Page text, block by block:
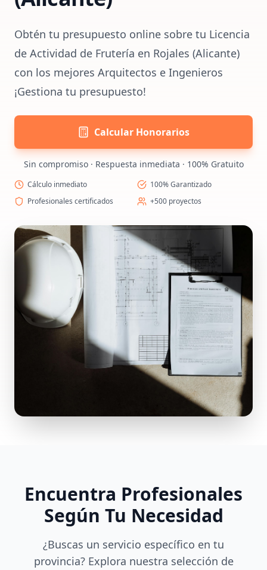
Obtén tu presupuesto online sobre tu Licencia
de Actividad de Frutería en Rojales (Alicante)
con los mejores Arquitectos e Ingenieros
¡Gestiona tu presupuesto!
Calcular Honorarios
Sin compromiso · Respuesta inmediata · 100% Gratuito
Cálculo inmediato
100% Garantizado
Profesionales certificados
+500 proyectos
Encuentra Profesionales
Según Tu Necesidad
¿Buscas un servicio específico en tu
provincia? Explora nuestra selección de